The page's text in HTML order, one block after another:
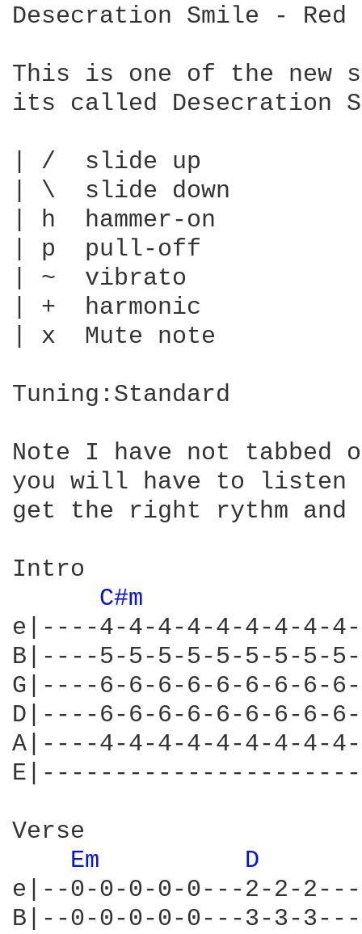
Desecration Smile -
This is one of the new
its called Desecration
| /  slide up
| \  slide down
| h  hammer-on
| p  pull-off
| ~  vibrato
| +  harmonic
| x  Mute note
Tuning:Standard
Note I have not
you will have to
get the right rythm
Intro
C#m
e|----4-4-4-4-4-4-4-4-
B|----5-5-5-5-5-5-5-5-
G|----6-6-6-6-6-6-6-6-
D|----6-6-6-6-6-6-6-6-
A|----4-4-4-4-4-4-4-4-
Verse
Em
D
e|--0-0-0-0-0---2-2-
B|--0-0-0-0-0---3-3-